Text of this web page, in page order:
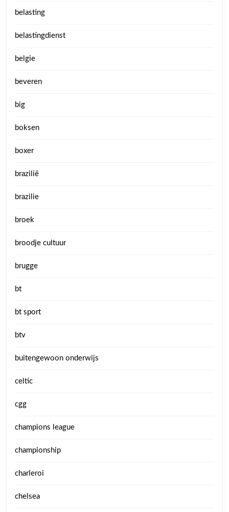
belasting
belastingdienst
belgie
beveren
big
boksen
boxer
brazilië
brazilie
broek
broodje cultuur
brugge
bt
bt sport
btv
buitengewoon onderwijs
celtic
cgg
champions league
championship
charleroi
chelsea